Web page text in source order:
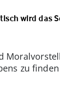
wird das
zu